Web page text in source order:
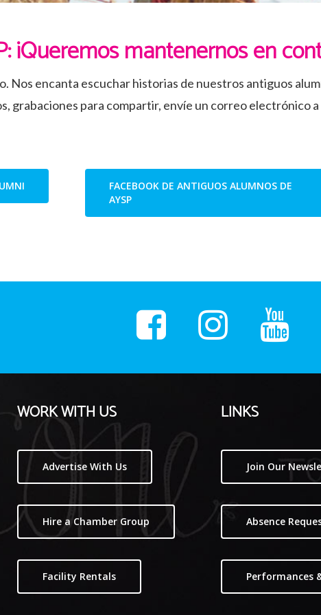
¡Queremos mantenernos en
Nos encanta escuchar historias de nuestros antiguos
grabaciones para compartir, envíe un correo electrónico a
FACEBOOK DE ANTIGUOS ALUMNOS DE
AYSP
WORK WITH US
Advertise With Us
Hire a Chamber Group
Facility Rentals
LINKS
Join Our
Absence
Performances